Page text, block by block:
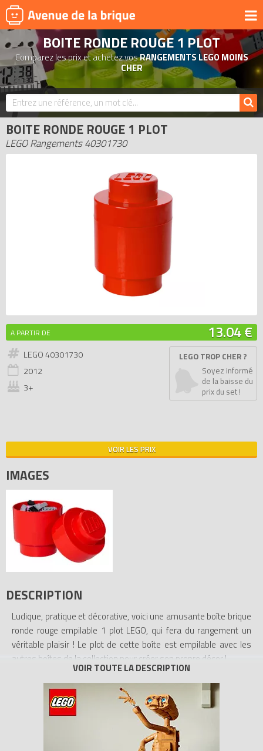
UNIVERS
PRODUITS DÉRIVÉS
NOUVEAUTÉS
LEGO 2026
BONS PLANS
ACTUALITÉS
ASSOCIATIONS DE FANS
EXPOSITIONS LEGO
LEGO LES PLUS CHERS
DERNIERS LEGO AJOUTÉS
BOITE RONDE ROUGE 1 PLOT
Comparez les prix et achetez vosRANGEMENTS LEGO MOINS
CHER
BOITE RONDE ROUGE 1 PLOT
LEGO Rangements 40301730
A PARTIR DE 13.04 €
LEGO 40301730
2012
3+
LEGO TROP CHER ?
Soyez informé
de la baisse du
prix du set !
VOIR LES PRIX
IMAGES
DESCRIPTION
Ludique, pratique et décorative, voici une amusante boîte brique
ronde rouge empilable 1 plot LEGO, qui fera du rangement un
véritable plaisir ! Le plot de cette boîte est empilable avec les
autres boîtes de la collection pour créer son propre décor !
- Objet décoratif original
- Matériaux : Polypropylène (PP), garanti sans bisphénol (BPA)
- Dimensions : Ø12.5 x 18 cm